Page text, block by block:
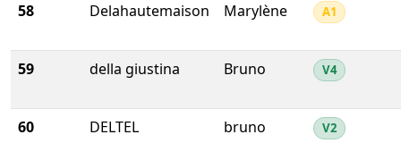
58 Delahautemaison Marylène A1
59 della giustina Bruno V4
60 DELTEL bruno V2